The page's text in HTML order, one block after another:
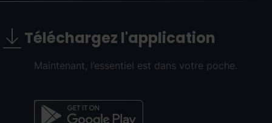
Téléchargez l'application
Maintenant, l’essentiel est dans votre poche.